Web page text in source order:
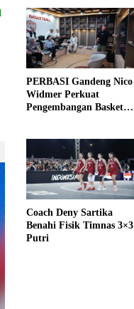
PERBASI Gandeng Nico
Widmer Perkuat
Pengembangan Basket
Coach Deny Sartika
Benahi Fisik Timnas 3×3
Putri